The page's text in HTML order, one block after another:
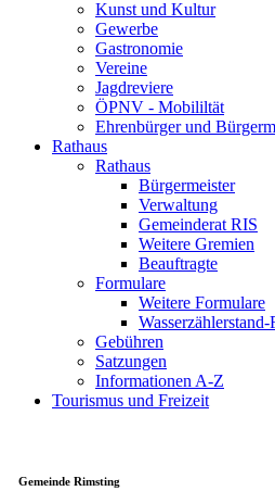
Kunst und Kultur
Gewerbe
Gastronomie
Vereine
Jagdreviere
ÖPNV - Mobililtät
Ehrenbürger und
Rathaus
Rathaus
Bürgermeister
Verwaltung
Gemeinderat RIS
Weitere Gremien
Beauftragte
Formulare
Weitere Formulare
Gebühren
Satzungen
Informationen A-Z
Tourismus und Freizeit
Gemeinde Rimsting